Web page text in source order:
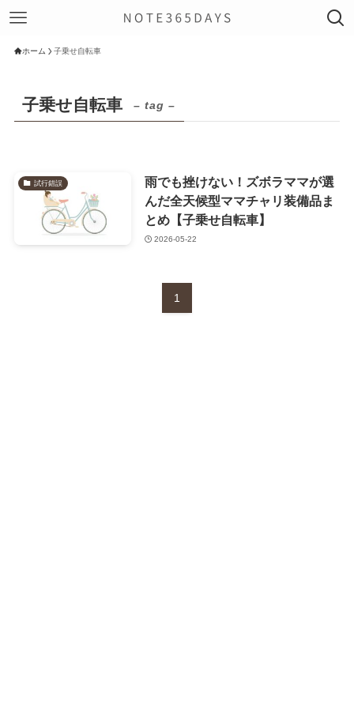
ホーム 子乗せ自転車
子乗せ自転車 – tag –
試行錯誤
雨でも挫けない！ズボラママが選
んだ全天候型ママチャリ装備品ま
とめ【子乗せ自転車】
2026-05-22
1